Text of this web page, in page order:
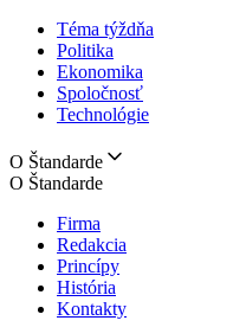
Téma týždňa
Politika
Ekonomika
Spoločnosť
Technológie
O Štandarde
O Štandarde
Firma
Redakcia
Princípy
História
Kontakty